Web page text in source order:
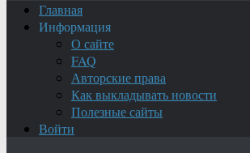
Главная
Информация
О сайте
FAQ
Авторские права
Как выкладывать новости
Полезные сайты
Войти